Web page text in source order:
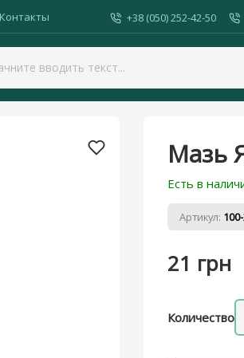
Контакты +38 (050) 252-42-50
15 гр, Фарматон
Мазь
Есть в
Артикул:
21 грн
Количество